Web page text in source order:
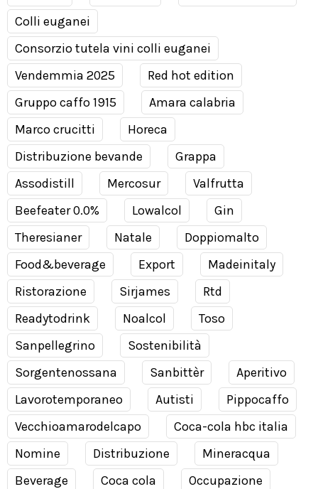
Colli euganei
Consorzio tutela vini colli euganei
Vendemmia 2025
Red hot edition
Gruppo caffo 1915
Amara calabria
Marco crucitti
Horeca
Distribuzione bevande
Grappa
Assodistill
Mercosur
Valfrutta
Beefeater 0.0%
Lowalcol
Gin
Theresianer
Natale
Doppiomalto
Food&beverage
Export
Madeinitaly
Ristorazione
Sirjames
Rtd
Readytodrink
Noalcol
Toso
Sanpellegrino
Sostenibilità
Sorgentenossana
Sanbittèr
Aperitivo
Lavorotemporaneo
Autisti
Pippocaffo
Vecchioamarodelcapo
Coca-cola hbc italia
Nomine
Distribuzione
Mineracqua
Beverage
Coca cola
Occupazione